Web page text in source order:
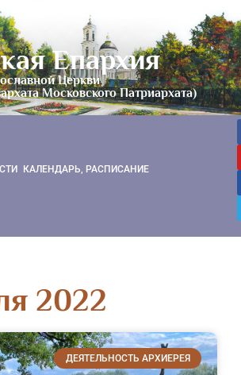
Епархия
Церкви
Московского Патриархата)
КАЛЕНДАРЬ, РАСПИСАНИЕ
2022
ДЕЯТЕЛЬНОСТЬ АРХИЕРЕЯ